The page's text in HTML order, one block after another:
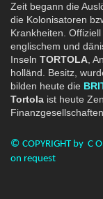
Zeit begann die
die Kolonisatoren
Krankheiten.
englischem und
Inseln TORTOLA ,
holländ. Besitz,
bilden heute die
Tortola ist heute
Finanzgesellschaften.
© COPYRIGHT
on request